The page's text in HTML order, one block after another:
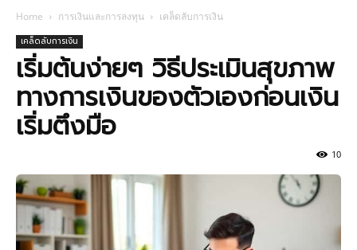
Home การเงินและการลงทุน เคล็ดลับการเงิน
เคล็ดลับการเงิน
เริ่มต้นง่ายๆ วิธีประเมินสุขภาพ
ทางการเงินของตัวเองก่อนเงิน
เริ่มตึงมือ
10